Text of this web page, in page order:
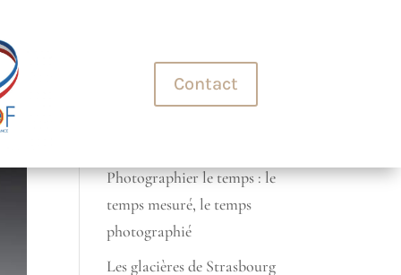
Contact
+33 (0)7 70 45 32 99
Derniers articles
Photographier le temps : le
temps mesuré, le temps
photographié
Les glacières de Strasbourg